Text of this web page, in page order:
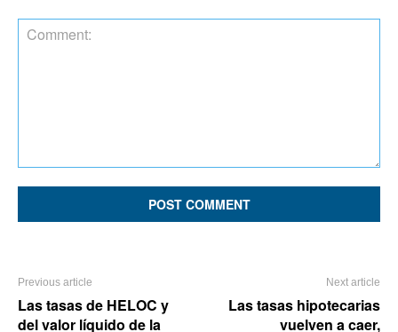
Previous article
Las tasas de HELOC y
del valor líquido de la
Next article
Las tasas hipotecarias
vuelven a caer,